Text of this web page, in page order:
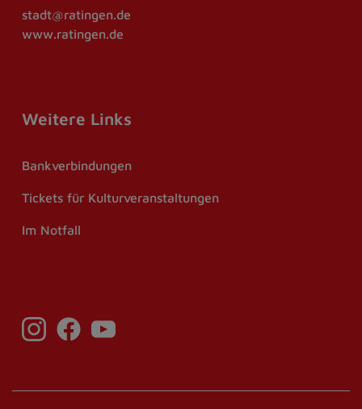
stadt@ratingen.de
www.ratingen.de
Weitere Links
Bankverbindungen
Tickets für Kulturveranstaltungen
Im Notfall